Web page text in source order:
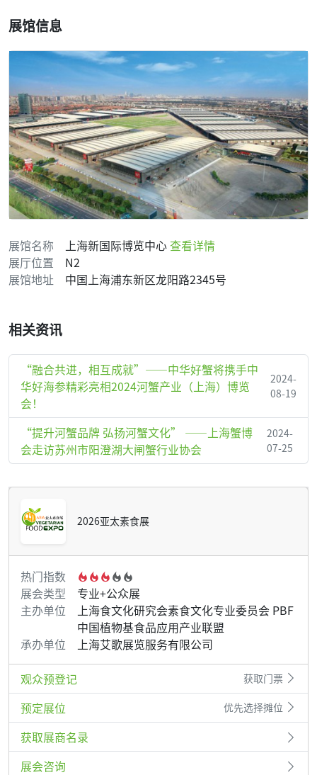
展馆信息
展馆名称 上海新国际博览中心查看详情
展厅位置
N2
展馆地址
中国上海浦东新区龙阳路2345号
相关资讯
“融合共进，相互成就”——中华好蟹将携手中
华好海参精彩亮相2024河蟹产业（上海）博览
会！
2024-
08-19
“提升河蟹品牌 弘扬河蟹文化” ——上海蟹博
会走访苏州市阳澄湖大闸蟹行业协会
2024-
07-25
2026亚太素食展
热门指数
展会类型
专业+公众展
主办单位
上海食文化研究会素食文化专业委员会 PBF
中国植物基食品应用产业联盟
承办单位
上海艾歌展览服务有限公司
观众预登记 获取门票
预定展位 优先选择摊位
获取展商名录
展会咨询